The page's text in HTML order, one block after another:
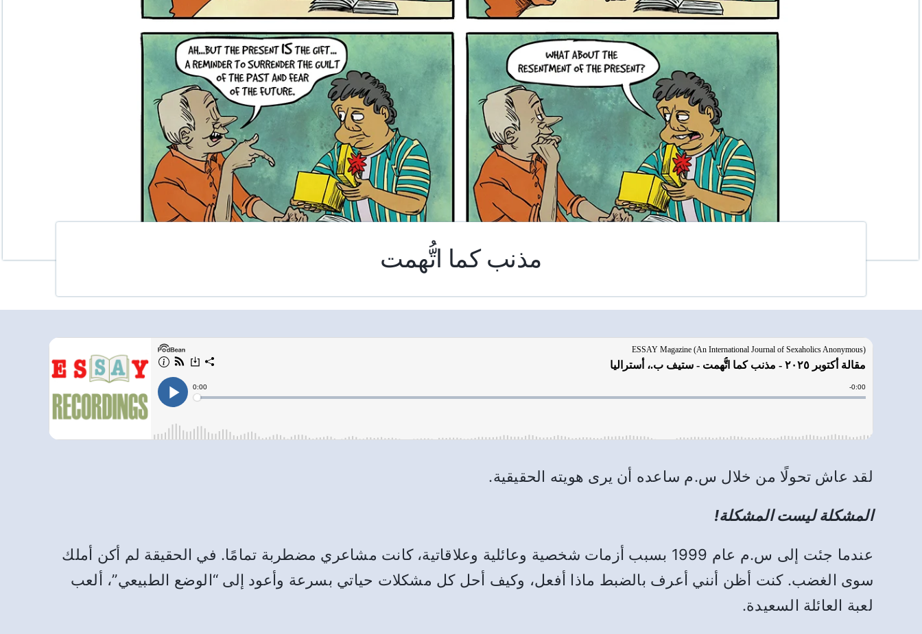
مذنب كما اتُّهمت
لقد عاش تحولًا من خلال س.م ساعده أن يرى هويته الحقيقية.
المشكلة ليست المشكلة!
عندما جئت إلى س.م عام 1999 بسبب أزمات شخصية وعائلية وعلاقاتية، كانت مشاعري مضطربة تمامًا. في الحقيقة لم أكن أملك
سوى الغضب. كنت أظن أنني أعرف بالضبط ماذا أفعل، وكيف أحل كل مشكلات حياتي بسرعة وأعود إلى “الوضع الطبيعي”، ألعب
لعبة العائلة السعيدة.